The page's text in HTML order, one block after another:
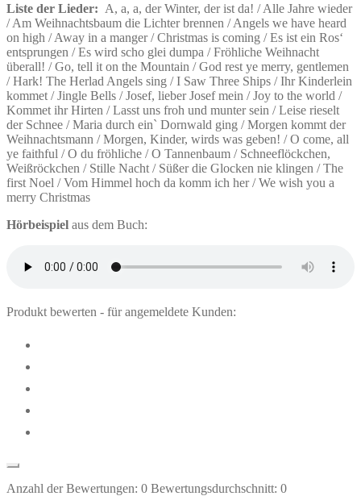
Liste der Lieder: A, a, a, der Winter, der ist da! / Alle Jahre wieder
/ Am Weihnachtsbaum die Lichter brennen / Angels we have heard
on high / Away in a manger / Christmas is coming / Es ist ein Ros‘
entsprungen / Es wird scho glei dumpa / Fröhliche Weihnacht
überall! / Go, tell it on the Mountain / God rest ye merry, gentlemen
/ Hark! The Herlad Angels sing / I Saw Three Ships / Ihr Kinderlein
kommet / Jingle Bells / Josef, lieber Josef mein / Joy to the world /
Kommet ihr Hirten / Lasst uns froh und munter sein / Leise rieselt
der Schnee / Maria durch ein` Dornwald ging / Morgen kommt der
Weihnachtsmann / Morgen, Kinder, wirds was geben! / O come, all
ye faithful / O du fröhliche / O Tannenbaum / Schneeflöckchen,
Weißröckchen / Stille Nacht / Süßer die Glocken nie klingen / The
first Noel / Vom Himmel hoch da komm ich her / We wish you a
merry Christmas
Hörbeispiel aus dem Buch:
Produkt bewerten - für angemeldete Kunden:
Anzahl der Bewertungen: 0 Bewertungsdurchschnitt: 0